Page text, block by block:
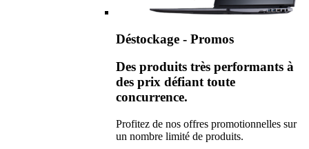
Déstockage - Promos
Des produits très performants à
des prix défiant toute
concurrence.
Profitez de nos offres promotionnelles sur
un nombre limité de produits.